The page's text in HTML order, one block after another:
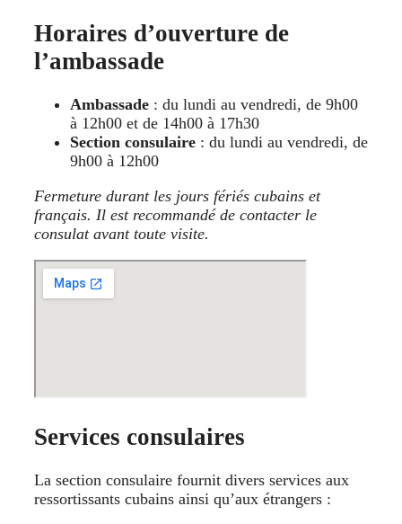
Horaires d’ouverture de
l’ambassade
Ambassade : du lundi au vendredi, de 9h00
à 12h00 et de 14h00 à 17h30
Section consulaire : du lundi au vendredi, de
9h00 à 12h00
Fermeture durant les jours fériés cubains et
français. Il est recommandé de contacter le
consulat avant toute visite.
Services consulaires
La section consulaire fournit divers services aux
ressortissants cubains ainsi qu’aux étrangers :